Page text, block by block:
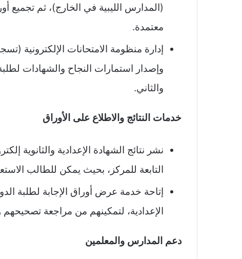
(المدارس الليبية في الخارج)، ثم
معتمدة.​
إدارة منظومة الامتحانات الإلكترونية
وإصدار استمارات النجاح والشهادات
والثاني.​
خدمات النتائج والاطلاع على الأوراق
نشر نتائج الشهادة الإعدادية والثانوية
التابعة للمركز، بحيث يمكن للطالب
إتاحة خدمة عرض أوراق الإجابة لطلبة
الإعدادية، لتمكينهم من مراجعة
دعم المدارس والمعلمين